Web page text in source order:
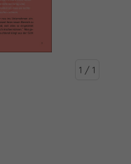
1 / 1